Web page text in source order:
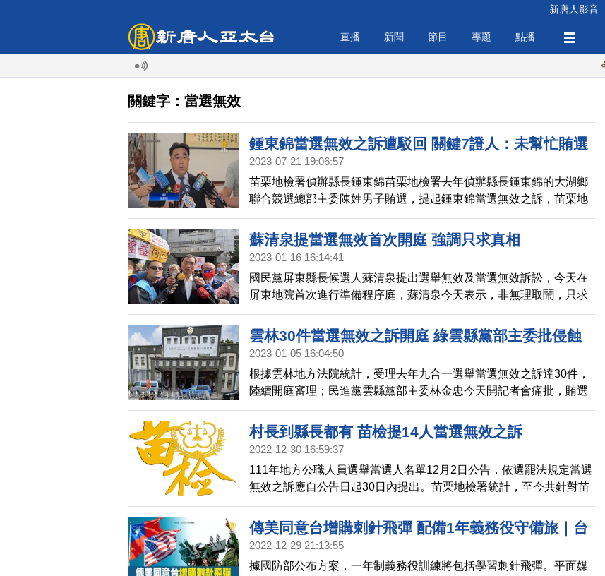
新唐人影音
直播 新聞 節目 專題 點播
今年
關鍵字：當選無效
鍾東錦當選無效之訴遭駁回 關鍵7證人：未幫忙賄選
2023-07-21 19:06:57
苗栗地檢署偵辦縣長鍾東錦苗栗地檢署去年偵辦縣長鍾東錦的大湖鄉
聯合競選總部主委陳姓男子賄選，提起鍾東錦當選無效之訴，苗栗地
院審理辯論終結，今天（7月21日）下午宣判，因傳訊7名關鍵證人皆
表示，沒有幫鍾東錦賄選，因此駁回苗檢所提當選無效之訴。
蘇清泉提當選無效首次開庭 強調只求真相
2023-01-16 16:14:41
國民黨屏東縣長候選人蘇清泉提出選舉無效及當選無效訴訟，今天在
屏東地院首次進行準備程序庭，蘇清泉今天表示，非無理取鬧，只求
真相。
雲林30件當選無效之訴開庭 綠雲縣黨部主委批侵蝕
民主
2023-01-05 16:04:50
根據雲林地方法院統計，受理去年九合一選舉當選無效之訴達30件，
陸續開庭審理；民進黨雲縣黨部主委林金忠今天開記者會痛批，賄選
侵蝕民主政治基石，破壞選舉公平性。
村長到縣長都有 苗檢提14人當選無效之訴
2022-12-30 16:59:37
111年地方公職人員選舉當選人名單12月2日公告，依選罷法規定當選
無效之訴應自公告日起30日內提出。苗栗地檢署統計，至今共針對苗
栗縣長鍾東錦在內14人提起當選無效之訴。
傳美同意台增購刺針飛彈 配備1年義務役守備旅｜台
灣速速看
2022-12-29 21:13:55
據國防部公布方案，一年制義務役訓練將包括學習刺針飛彈。平面媒